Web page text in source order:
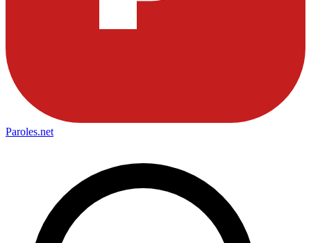
Paroles.net